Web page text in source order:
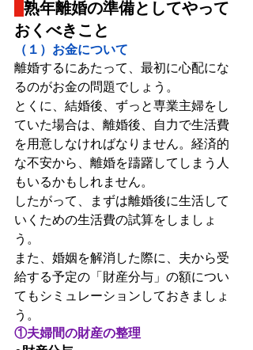
熟年離婚の準備としてやって
おくべきこと
（１）お金について
離婚するにあたって、最初に心配にな
るのがお金の問題でしょう。
とくに、結婚後、ずっと専業主婦をし
ていた場合は、離婚後、自力で生活費
を用意しなければなりません。経済的
な不安から、離婚を躊躇してしまう人
もいるかもしれません。
したがって、まずは離婚後に生活して
いくための生活費の試算をしましょ
う。
また、婚姻を解消した際に、夫から受
給する予定の「財産分与」の額につい
てもシミュレーションしておきましょ
う。
①夫婦間の財産の整理